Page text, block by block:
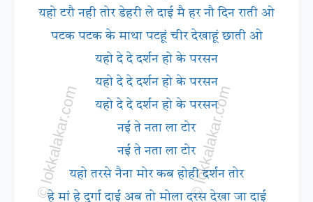
यहो टरौ नही तोर डेहरी ले दाई मै हर नौ दिन राती ओ
पटक पटक के माथा पटहूं चीर देखाहूं छाती ओ
यहो दे दे दर्शन हो के परसन
यहो दे दे दर्शन हो के परसन
यहो दे दे दर्शन हो के परसन
नई ते नता ला टोर
नई ते नता ला टोर
यहो तरसे नैना मोर कब होही दर्शन तोर
हे मां हे दुर्गा दाई अब तो मोला दरस देखा जा दाई